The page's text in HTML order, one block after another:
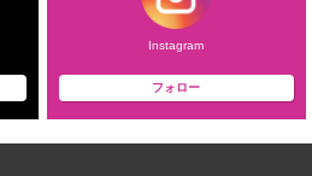
Instagram
フォロー